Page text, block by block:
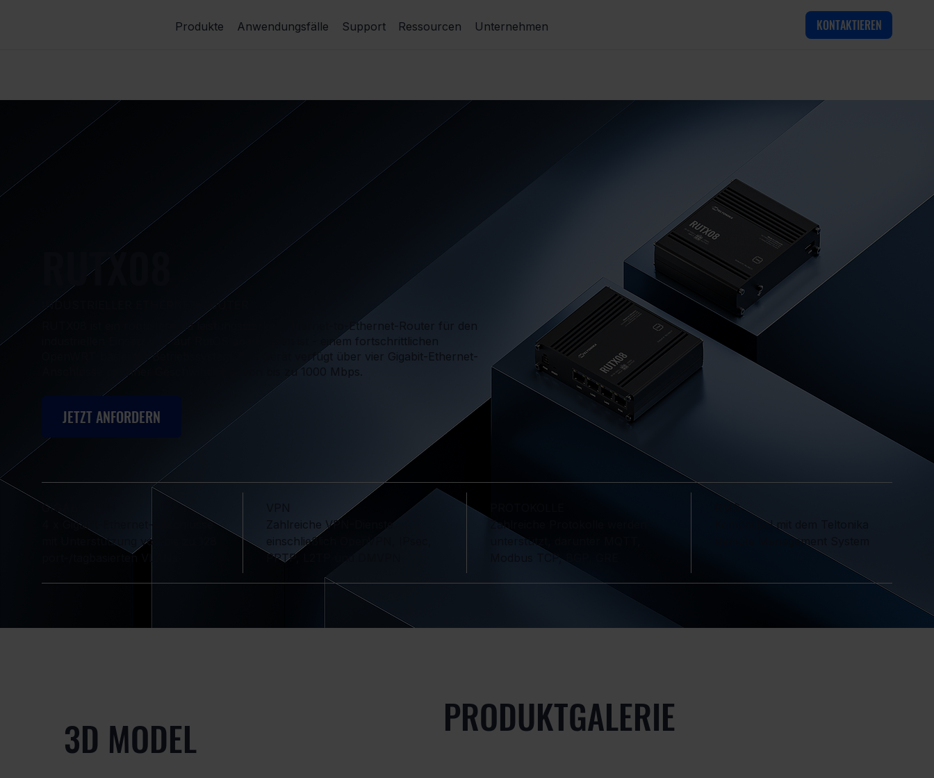
Produkte Anwendungsfälle Support Ressourcen Unternehmen KONTAKTIEREN
RUTX08
INDUSTRIELLER ETHERNET-ROUTER
RUTX08 ist ein robuster und leistungsstarker Ethernet-to-Ethernet-Router für den
industriellen Einsatz, der auf RutOS abgewiesen ist - einem fortschrittlichen
OpenWRT-basierten Betriebssystem. Das Gerät verfügt über vier Gigabit-Ethernet-
Anschlüsse mit einer Geschwindigkeit von bis zu 1000 Mbps.
JETZT ANFORDERN
GIGABIT ETH
4 x Gigabit-Ethernet-Anschlüsse
mit Unterstützung von bis zu 128
port-/tagbasierten VLANs
Zahlreiche VPN-Dienste
einschließlich OpenVPN, IPsec,
PPTP, L2TP und DMVPN
Zahlreiche Protokolle werden
unterstützt, darunter MQTT,
Modbus TCP, BGP, GRE
RMS
Kompatibel mit dem Teltonika
Remote Management System
3D MODEL PRODUKTGALERIE